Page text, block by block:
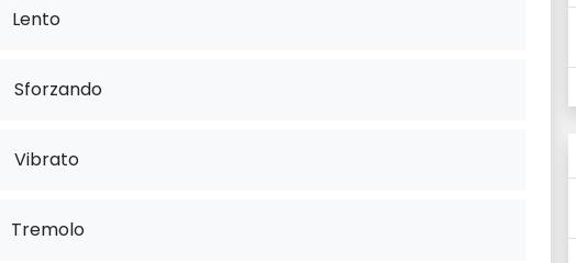
Lento
Sforzando
Vibrato
Tremolo